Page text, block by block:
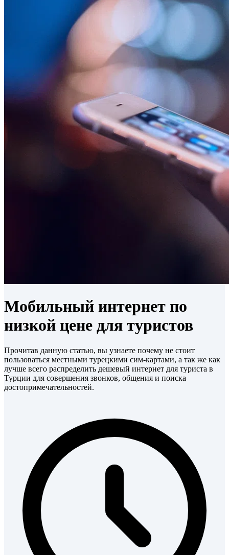
Мобильный интернет по
низкой цене для туристов
Прочитав данную статью, вы узнаете почему не стоит
пользоваться местными турецкими сим-картами, а так же как
лучше всего распределить дешевый интернет для туриста в
Турции для совершения звонков, общения и поиска
достопримечательностей.